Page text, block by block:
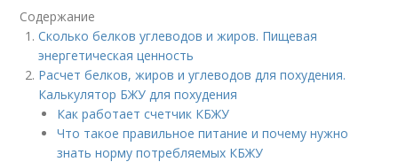
Содержание
Сколько белков углеводов и жиров. Пищевая
энергетическая ценность
Расчет белков, жиров и углеводов для похудения.
Калькулятор БЖУ для похудения
Как работает счетчик КБЖУ
Что такое правильное питание и почему нужно
знать норму потребляемых КБЖУ